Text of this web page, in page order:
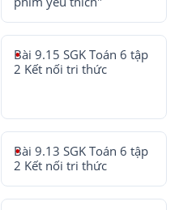
Bài 9.15 SGK Toán 6 tập
2 Kết nối tri thức
Bài 9.13 SGK Toán 6 tập
2 Kết nối tri thức